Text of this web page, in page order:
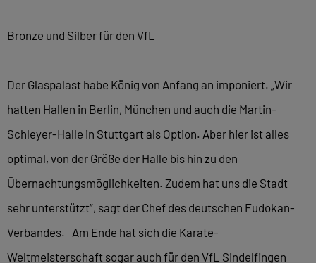
Bronze und Silber für den VfL
Der Glaspalast habe König von Anfang an imponiert. „Wir
hatten Hallen in Berlin, München und auch die Martin-
Schleyer-Halle in Stuttgart als Option. Aber hier ist alles
optimal, von der Größe der Halle bis hin zu den
Übernachtungsmöglichkeiten. Zudem hat uns die Stadt
sehr unterstützt“, sagt der Chef des deutschen Fudokan-
Verbandes. Am Ende hat sich die Karate-
Weltmeisterschaft sogar auch für den VfL Sindelfingen